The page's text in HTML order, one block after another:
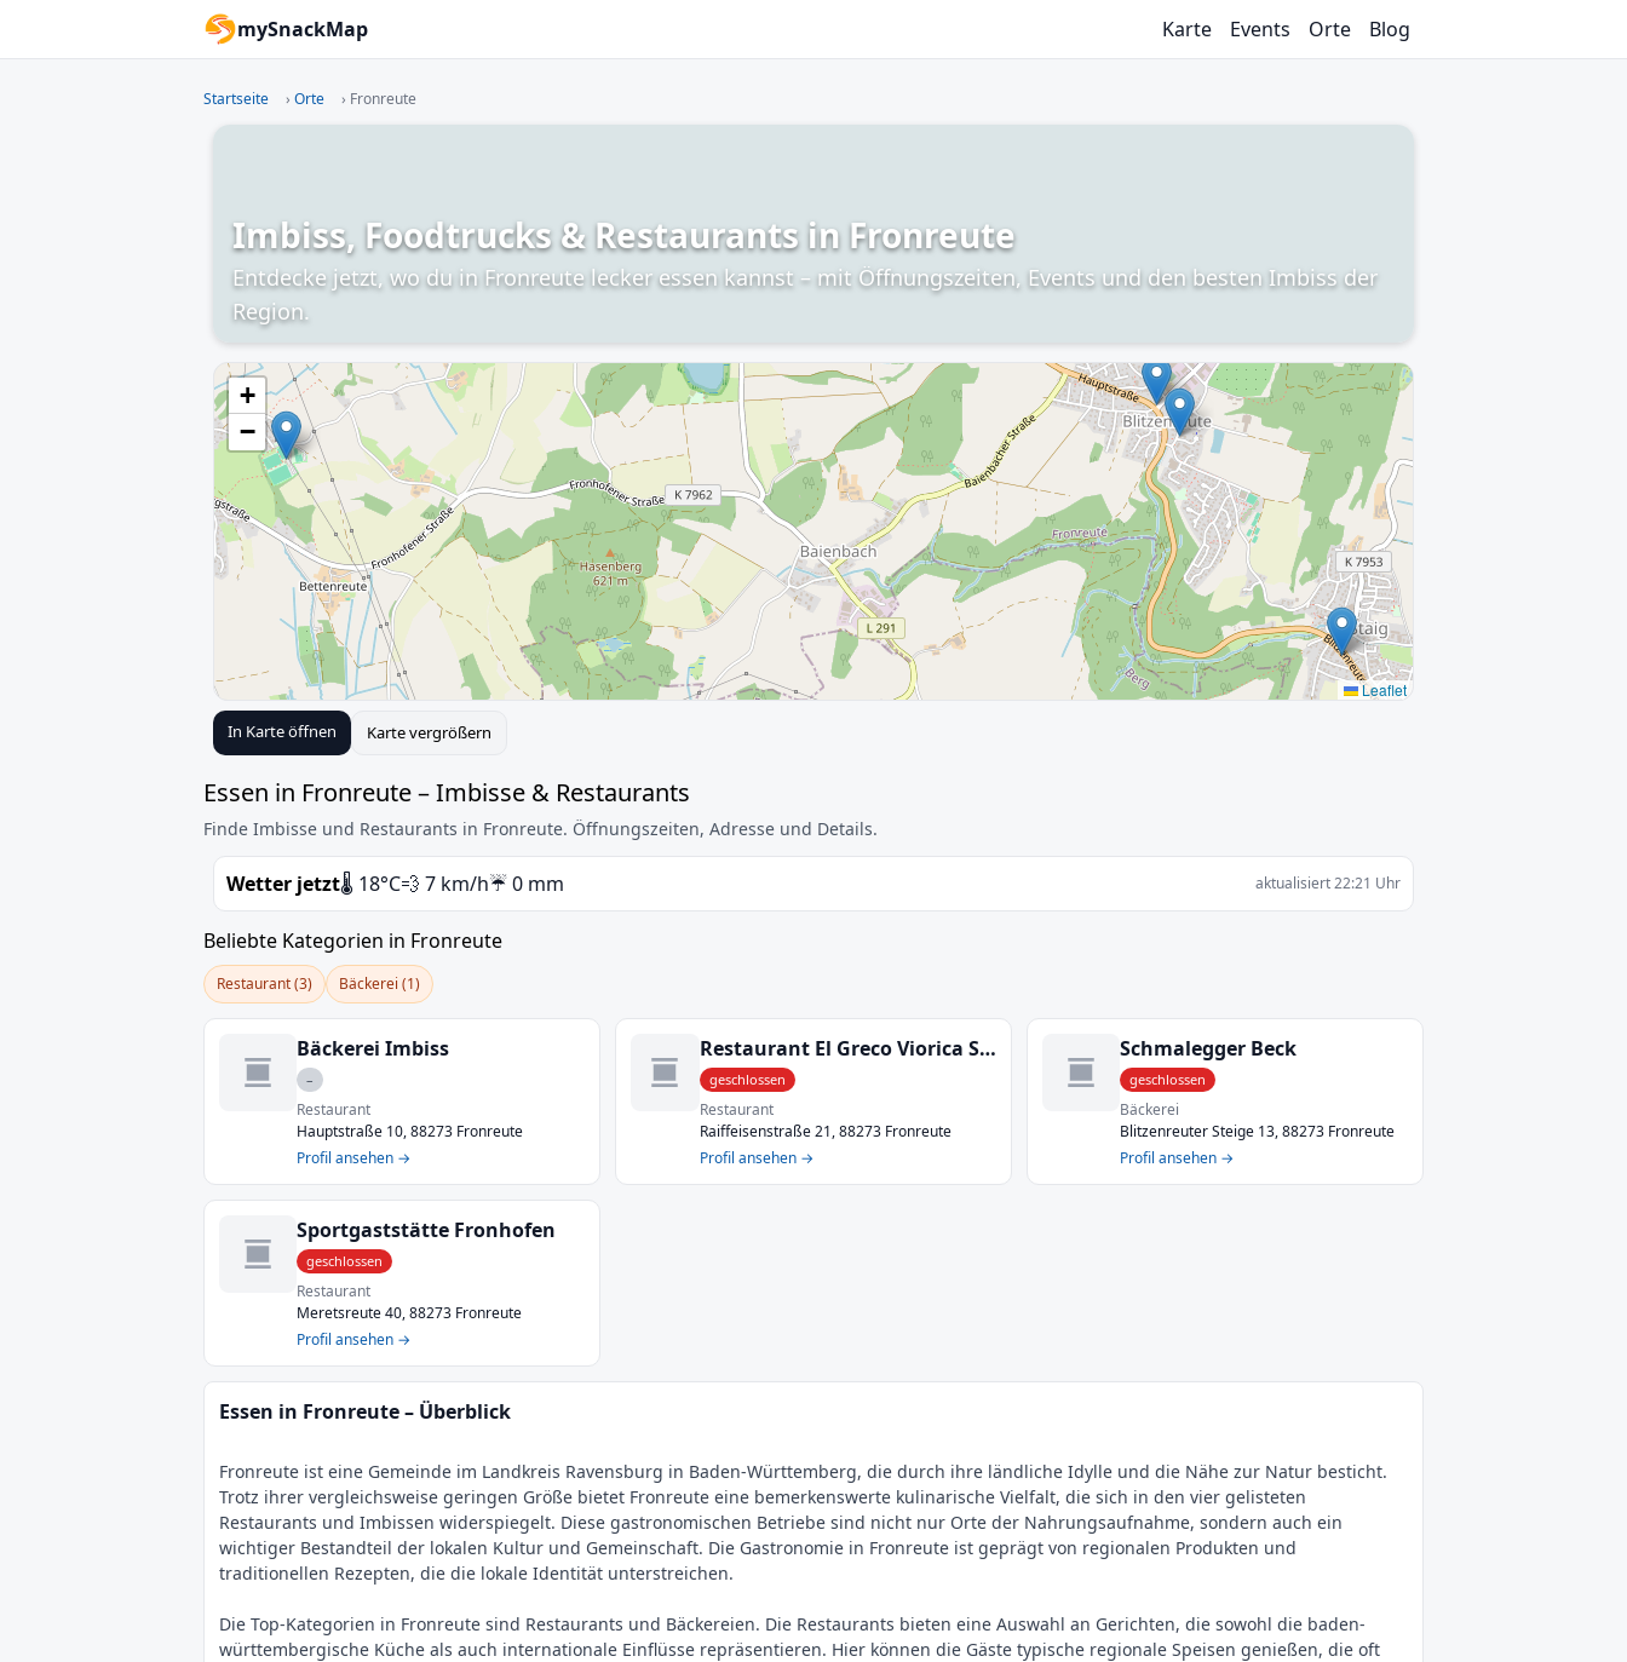
mySnackMap Karte Events Orte Blog
Startseite › Orte › Fronreute
Imbiss, Foodtrucks & Restaurants in Fronreute
Entdecke jetzt, wo du in Fronreute lecker essen kannst – mit Öffnungszeiten, Events und den besten Imbiss der
Region.
+
−
Leaflet
In Karte öffnen Karte vergrößern
Essen in Fronreute – Imbisse & Restaurants
Finde Imbisse und Restaurants in Fronreute. Öffnungszeiten, Adresse und Details.
Wetter jetzt🌡️ 18°C💨 7 km/h☔ 0 mm aktualisiert 22:21 Uhr
Beliebte Kategorien in Fronreute
Restaurant (3) Bäckerei (1)
Bäckerei Imbiss
–
Restaurant
Hauptstraße 10, 88273 Fronreute
Profil ansehen →
Restaurant El Greco Viorica Simion
geschlossen
Restaurant
Raiffeisenstraße 21, 88273 Fronreute
Profil ansehen →
Schmalegger Beck
geschlossen
Bäckerei
Blitzenreuter Steige 13, 88273 Fronreute
Profil ansehen →
Sportgaststätte Fronhofen
geschlossen
Restaurant
Meretsreute 40, 88273 Fronreute
Profil ansehen →
Essen in Fronreute – Überblick
Fronreute ist eine Gemeinde im Landkreis Ravensburg in Baden-Württemberg, die durch ihre ländliche Idylle und die Nähe zur Natur besticht.
Trotz ihrer vergleichsweise geringen Größe bietet Fronreute eine bemerkenswerte kulinarische Vielfalt, die sich in den vier gelisteten
Restaurants und Imbissen widerspiegelt. Diese gastronomischen Betriebe sind nicht nur Orte der Nahrungsaufnahme, sondern auch ein
wichtiger Bestandteil der lokalen Kultur und Gemeinschaft. Die Gastronomie in Fronreute ist geprägt von regionalen Produkten und
traditionellen Rezepten, die die lokale Identität unterstreichen.
Die Top-Kategorien in Fronreute sind Restaurants und Bäckereien. Die Restaurants bieten eine Auswahl an Gerichten, die sowohl die baden-
württembergische Küche als auch internationale Einflüsse repräsentieren. Hier können die Gäste typische regionale Speisen genießen, die oft